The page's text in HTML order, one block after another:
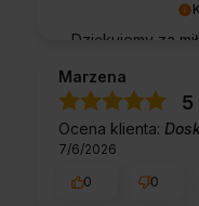
Dziękujemy za
mamy takich
obsługa sklepu.
Marzena
5
Ocena klienta:
7/6/2026
0
0